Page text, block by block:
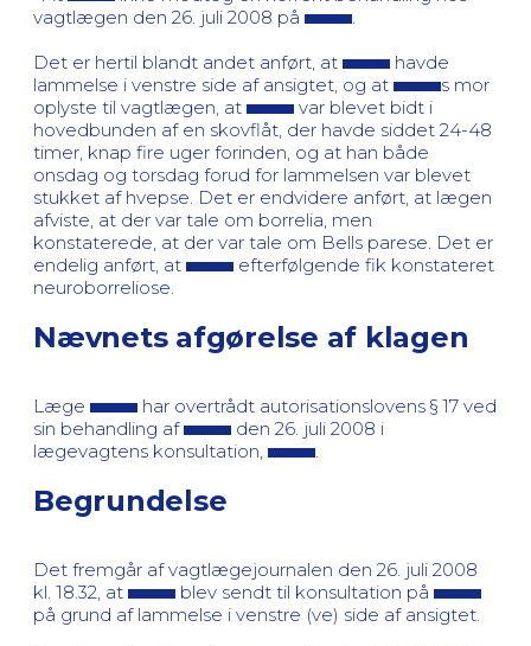
vagtlægen den 26. juli 2008 på
Det er hertil blandt andet anført, at
havde
lammelse i venstre side af ansigtet, og at
s mor
oplyste til vagtlægen, at
var blevet bidt i
hovedbunden af en skovflåt, der havde siddet 24-48
timer, knap fire uger forinden, og at han både
onsdag og torsdag forud for lammelsen var blevet
stukket af hvepse. Det er endvidere anført, at lægen
afviste, at der var tale om borrelia, men
konstaterede, at der var tale om Bells parese. Det er
endelig anført, at
efterfølgende fik konstateret
neuroborreliose.
Nævnets afgørelse af klagen
Læge
har overtrådt autorisationslovens § 17 ved
sin behandling af
den 26. juli 2008 i
lægevagtens konsultation,
Begrundelse
Det fremgår af vagtlægejournalen den 26. juli 2008
kl. 18.32, at
blev sendt til konsultation på
på grund af lammelse i venstre (ve) side af ansigtet.